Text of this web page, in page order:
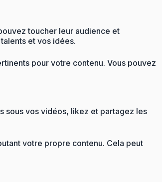
toucher leur audience et
et vos idées.
pour votre contenu. Vous pouvez
sous vos vidéos, likez et partagez les
votre propre contenu. Cela peut